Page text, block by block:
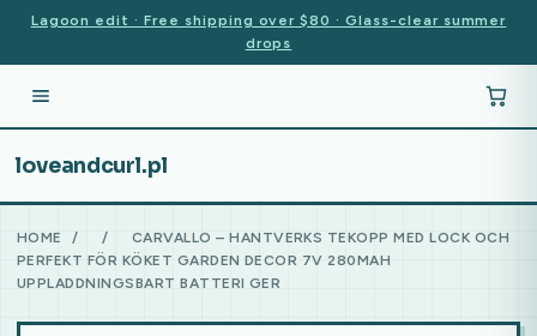
Lagoon edit · Free shipping over $80 · Glass-clear summer
drops
loveandcurl.pl
HOME / /
CARVALLO – HANTVERKS TEKOPP MED LOCK OCH
PERFEKT FÖR KÖKET GARDEN DECOR 7V 280MAH
UPPLADDNINGSBART BATTERI GER